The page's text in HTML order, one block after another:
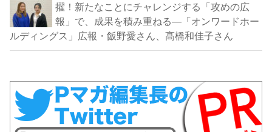
擢！新たなことにチャレンジする「攻めの広
報」で、成果を積み重ねる―「オンワードホー
ルディングス」広報・飯野愛さん、髙橋和佳子さん